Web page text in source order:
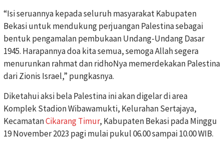
“Isi seruannya kepada seluruh masyarakat Kabupaten
Bekasi untuk mendukung perjuangan Palestina sebagai
bentuk pengamalan pembukaan Undang-Undang Dasar
1945. Harapannya doa kita semua, semoga Allah segera
menurunkan rahmat dan ridhoNya memerdekakan Palestina
dari Zionis Israel,” pungkasnya.
Diketahui aksi bela Palestina ini akan digelar di area
Komplek Stadion Wibawamukti, Kelurahan Sertajaya,
KecamatanCikarang Timur, Kabupaten Bekasi pada Minggu
19 November 2023 pagi mulai pukul 06.00 sampai 10.00 WIB.